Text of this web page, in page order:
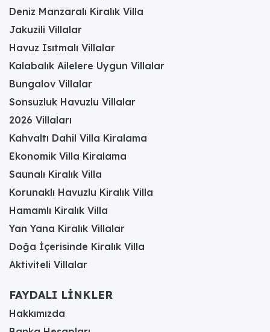
Deniz Manzaralı Kiralık Villa
Jakuzili Villalar
Havuz Isıtmalı Villalar
Kalabalık Ailelere Uygun Villalar
Bungalov Villalar
Sonsuzluk Havuzlu Villalar
2026 Villaları
Kahvaltı Dahil Villa Kiralama
Ekonomik Villa Kiralama
Saunalı Kiralık Villa
Korunaklı Havuzlu Kiralık Villa
Hamamlı Kiralık Villa
Yan Yana Kiralık Villalar
Doğa İçerisinde Kiralık Villa
Aktiviteli Villalar
FAYDALI LİNKLER
Hakkımızda